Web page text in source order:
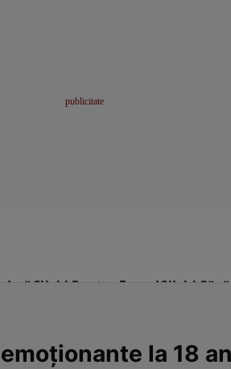
Click! Pentru FemeiClick!
la 18